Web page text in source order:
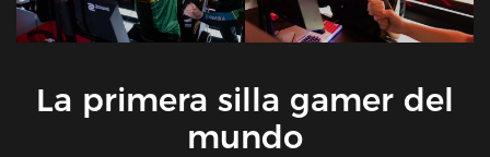
La primera silla gamer del
mundo